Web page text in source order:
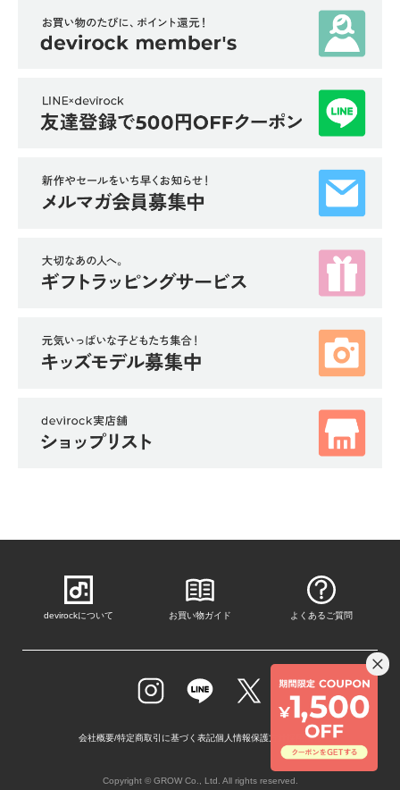
devirockについて お買い物ガイド よくあるご質問
会社概要/特定商取引に基づく表記個人情報保護方針 採用情報
Copyright © GROW Co., Ltd. All rights reserved.